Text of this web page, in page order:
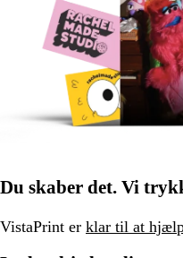
Du skaber det. Vi
VistaPrint er klar til at